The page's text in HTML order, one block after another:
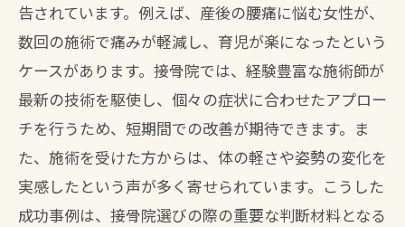
告されています。例えば、産後の腰痛に悩む女性が、
数回の施術で痛みが軽減し、育児が楽になったという
ケースがあります。接骨院では、経験豊富な施術師が
最新の技術を駆使し、個々の症状に合わせたアプロー
チを行うため、短期間での改善が期待できます。ま
た、施術を受けた方からは、体の軽さや姿勢の変化を
実感したという声が多く寄せられています。こうした
成功事例は、接骨院選びの際の重要な判断材料となる